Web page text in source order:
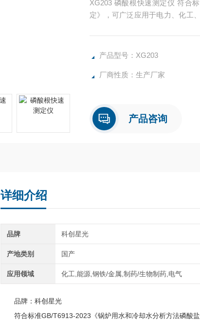
XG203 磷酸根快速测定仪 符合
定》，可广泛应用于电力、化工
产品型号：XG203
厂商性质：生产厂家
产品咨询
详细介绍
品牌 科创星光
产地类别 国产
应用领域 化工,能源,钢铁/金属,制药/生物制药,电气
品牌：科创星光
符合标准GB/T6913-2023《锅炉用水和冷却水分析方法磷酸盐